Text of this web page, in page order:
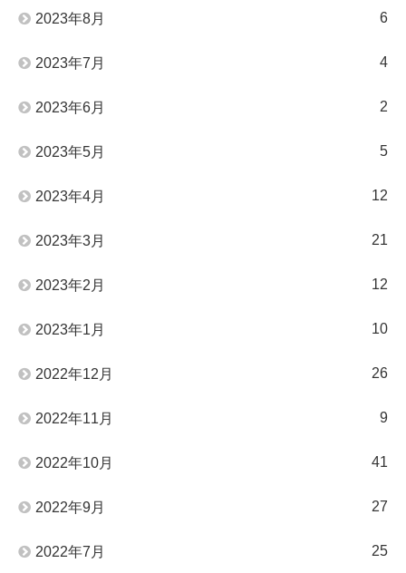
2023年8月 6
2023年7月 4
2023年6月 2
2023年5月 5
2023年4月 12
2023年3月 21
2023年2月 12
2023年1月 10
2022年12月 26
2022年11月 9
2022年10月 41
2022年9月 27
2022年7月 25